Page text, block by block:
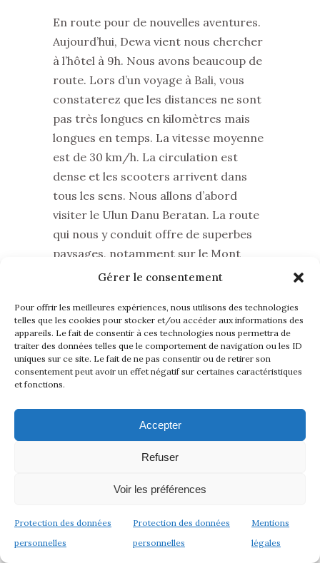
Gérer le consentement
Pour offrir les meilleures expériences, nous utilisons des technologies
telles que les cookies pour stocker et/ou accéder aux informations des
appareils. Le fait de consentir à ces technologies nous permettra de
traiter des données telles que le comportement de navigation ou les ID
uniques sur ce site. Le fait de ne pas consentir ou de retirer son
consentement peut avoir un effet négatif sur certaines caractéristiques
et fonctions.
Accepter
Refuser
Voir les préférences
Protection des données
personnelles
Protection des données
personnelles
Mentions
légales
En route pour de nouvelles aventures.
Aujourd’hui, Dewa vient nous chercher
à l’hôtel à 9h. Nous avons beaucoup de
route. Lors d’un voyage à Bali, vous
constaterez que les distances ne sont
pas très longues en kilomètres mais
longues en temps. La vitesse moyenne
est de 30 km/h. La circulation est
dense et les scooters arrivent dans
tous les sens. Nous allons d’abord
visiter le Ulun Danu Beratan. La route
qui nous y conduit offre de superbes
paysages, notamment sur le Mont
Agun. Le temple que nous visitons est
de troismeruse reflète dans les eaux
du Lac Bratan. Il est très
photogénique.